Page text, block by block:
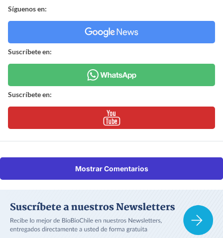
Síguenos en:
Suscríbete en:
Suscríbete en:
Mostrar Comentarios